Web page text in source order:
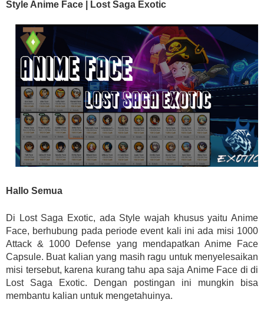
Style Anime Face | Lost Saga Exotic
Hallo Semua
Di Lost Saga Exotic, ada Style wajah khusus yaitu Anime
Face, berhubung pada periode event kali ini ada misi 1000
Attack & 1000 Defense yang mendapatkan Anime Face
Capsule. Buat kalian yang masih ragu untuk menyelesaikan
misi tersebut, karena kurang tahu apa saja Anime Face di di
Lost Saga Exotic. Dengan postingan ini mungkin bisa
membantu kalian untuk mengetahuinya.